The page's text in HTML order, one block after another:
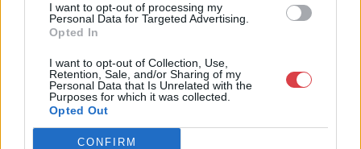
I want to opt-out of processing my
Personal Data for Targeted Advertising.
Opted In
I want to opt-out of Collection, Use,
Retention, Sale, and/or Sharing of my
Personal Data that Is Unrelated with the
Purposes for which it was collected.
Opted Out
CONFIRM
KAPCSOLÓDÓ MŰTÁRGYAK